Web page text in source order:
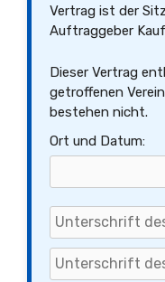
Vertrag ist der
Auftraggeber
Dieser Vertrag
getroffenen
bestehen nicht.
Ort und Datum: